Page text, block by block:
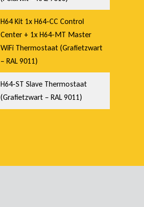
H64 Kit 1x H64-CC Control
Center + 1x H64-MT Master
WiFi Thermostaat (Grafietzwart
– RAL 9011)
H64-ST Slave Thermostaat
(Grafietzwart – RAL 9011)